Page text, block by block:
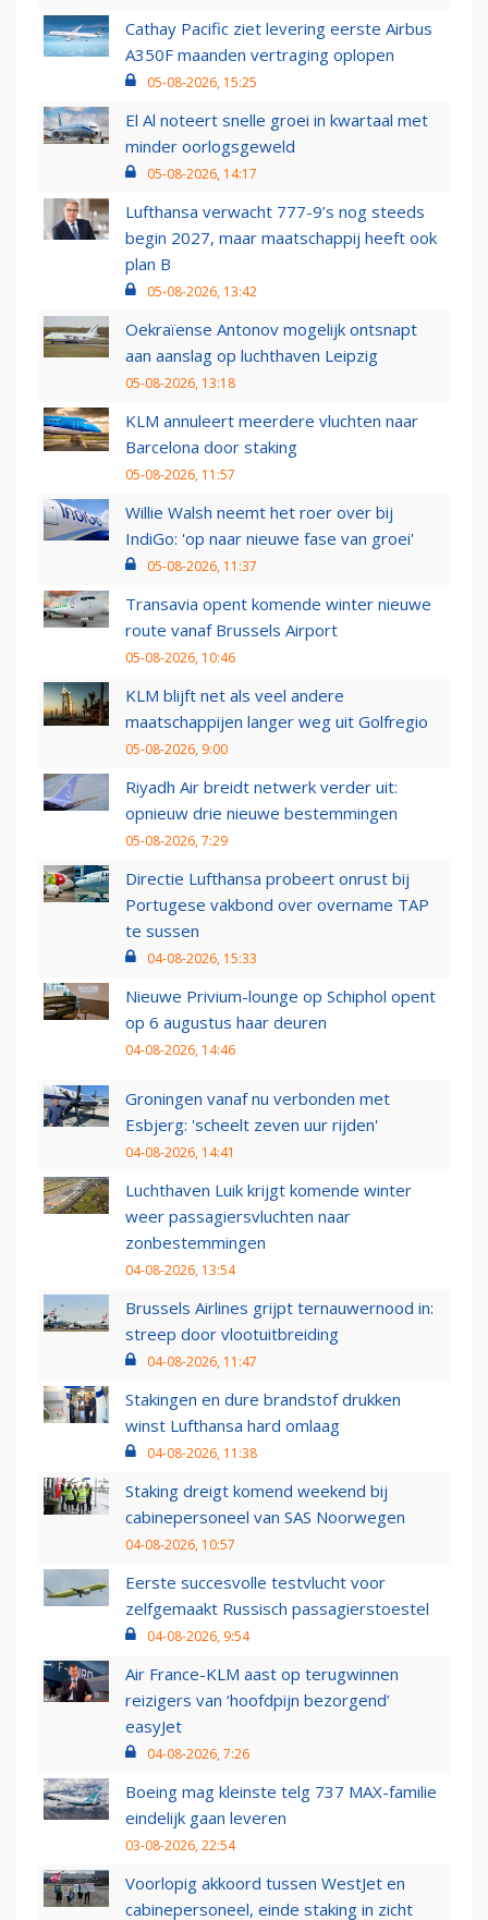
Cathay Pacific ziet levering eerste Airbus
A350F maanden vertraging oplopen
05-08-2026, 15:25
El Al noteert snelle groei in kwartaal met
minder oorlogsgeweld
05-08-2026, 14:17
Lufthansa verwacht 777-9’s nog steeds
begin 2027, maar maatschappij heeft ook
plan B
05-08-2026, 13:42
Oekraïense Antonov mogelijk ontsnapt
aan aanslag op luchthaven Leipzig
05-08-2026, 13:18
KLM annuleert meerdere vluchten naar
Barcelona door staking
05-08-2026, 11:57
Willie Walsh neemt het roer over bij
IndiGo: 'op naar nieuwe fase van groei'
05-08-2026, 11:37
Transavia opent komende winter nieuwe
route vanaf Brussels Airport
05-08-2026, 10:46
KLM blijft net als veel andere
maatschappijen langer weg uit Golfregio
05-08-2026, 9:00
Riyadh Air breidt netwerk verder uit:
opnieuw drie nieuwe bestemmingen
05-08-2026, 7:29
Directie Lufthansa probeert onrust bij
Portugese vakbond over overname TAP
te sussen
04-08-2026, 15:33
Nieuwe Privium-lounge op Schiphol opent
op 6 augustus haar deuren
04-08-2026, 14:46
Groningen vanaf nu verbonden met
Esbjerg: 'scheelt zeven uur rijden'
04-08-2026, 14:41
Luchthaven Luik krijgt komende winter
weer passagiersvluchten naar
zonbestemmingen
04-08-2026, 13:54
Brussels Airlines grijpt ternauwernood in:
streep door vlootuitbreiding
04-08-2026, 11:47
Stakingen en dure brandstof drukken
winst Lufthansa hard omlaag
04-08-2026, 11:38
Staking dreigt komend weekend bij
cabinepersoneel van SAS Noorwegen
04-08-2026, 10:57
Eerste succesvolle testvlucht voor
zelfgemaakt Russisch passagierstoestel
04-08-2026, 9:54
Air France-KLM aast op terugwinnen
reizigers van ‘hoofdpijn bezorgend’
easyJet
04-08-2026, 7:26
Boeing mag kleinste telg 737 MAX-familie
eindelijk gaan leveren
03-08-2026, 22:54
Voorlopig akkoord tussen WestJet en
cabinepersoneel, einde staking in zicht